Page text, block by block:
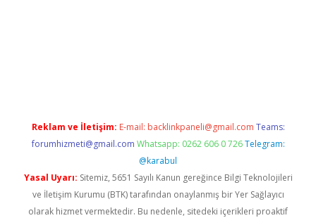
Reklam ve İletişim: E-mail: backlinkpaneli@gmail.com Teams:
forumhizmeti@gmail.com Whatsapp: 0262 606 0 726 Telegram:
@karabul
Yasal Uyarı: Sitemiz, 5651 Sayılı Kanun gereğince Bilgi Teknolojileri
ve İletişim Kurumu (BTK) tarafından onaylanmış bir Yer Sağlayıcı
olarak hizmet vermektedir. Bu nedenle, sitedeki içerikleri proaktif